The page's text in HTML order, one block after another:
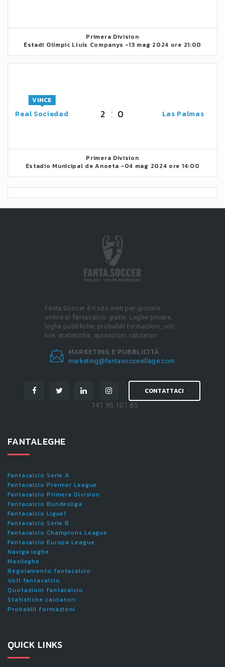
Primera Division
Estadi Olímpic Lluís Companys -13 mag 2024 ore 21:00
Real Sociedad
VINCE
2 0 Las Palmas
Primera Division
Estadio Municipal de Anoeta -04 mag 2024 ore 14:00
Fanta.Soccer è il sito web per giocare
online al fantacalcio gratis. Leghe private,
leghe pubbliche, probabili formazioni, voti
live, statistiche, quotazioni calciatori.
MARKETING E PUBBLICITÀ
marketing@fantasoccevillage.com
CONTATTACI
- 141.95.101.85
FANTALEGHE
Fantacalcio Serie A
Fantacalcio Premier League
Fantacalcio Primera Division
Fantacalcio Bundesliga
Fantacalcio Ligue1
Fantacalcio Serie B
Fantacalcio Champions League
Fantacalcio Europa League
Naviga leghe
Maxileghe
Regolamento fantacalcio
Voti fantacalcio
Quotazioni fantacalcio
Statistiche calciatori
Probabili formazioni
QUICK LINKS